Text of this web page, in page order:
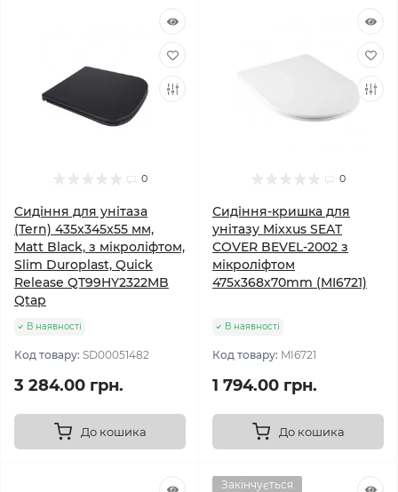
0
Сидіння для унітаза
(Tern) 435x345x55 мм,
Matt Black, з мікроліфтом,
Slim Duroplast, Quick
Release QT99HY2322MB
Qtap
В наявності
Код товару: SD00051482
3 284.00 грн.
До кошика
0
Сидіння-кришка для
унітазу Mixxus SEAT
COVER BEVEL-2002 з
мікроліфтом
475x368x70mm (MI6721)
В наявності
Код товару: MI6721
1 794.00 грн.
До кошика
Закінчується